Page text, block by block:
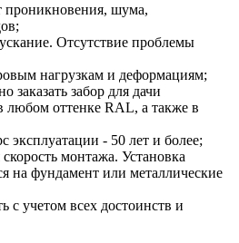
проникновения, шума,
Отсутствие проблемы
нагрузкам и деформациям;
заказать забор для дачи
оттенке RAL, а также в
эксплуатации - 50 лет и более;
монтажа. Установка
на фундамент или металлические
с учетом всех достоинств и